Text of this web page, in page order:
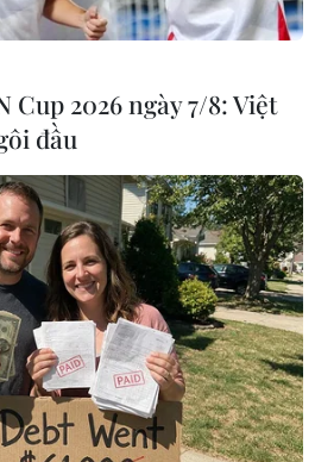
tiêu 2%, nhất là trong
có hàm lượng nhân công
Cup 2026 ngày 7/8: Việt
đầu